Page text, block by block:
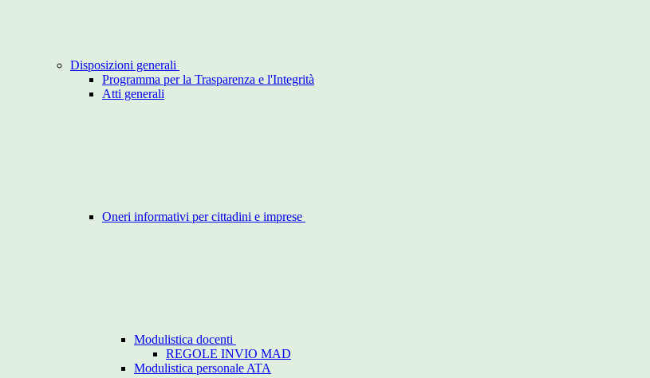
Disposizioni generali
Programma per la Trasparenza e l'Integrità
Atti generali
Oneri informativi per cittadini e imprese
Modulistica docenti
REGOLE INVIO MAD
Modulistica personale ATA